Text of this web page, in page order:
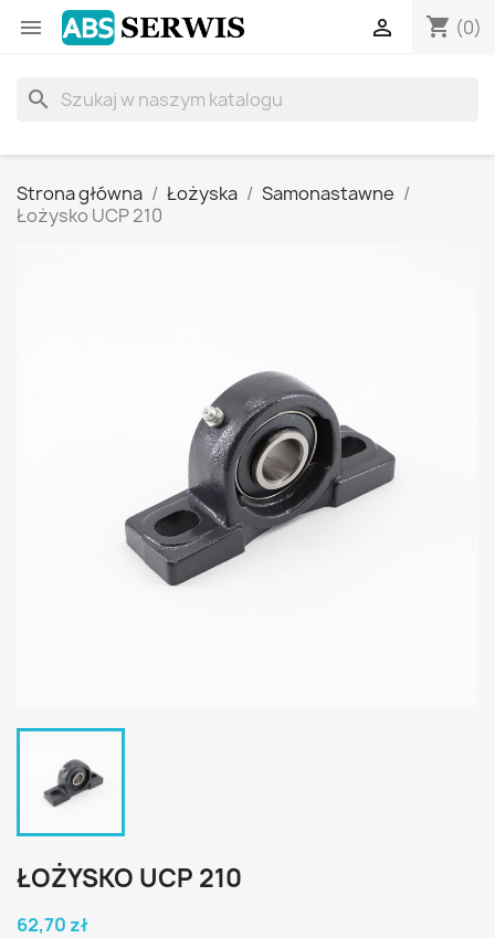
 shopping_cart (0)

search
Strona główna Łożyska
Samonastawne
Łożysko UCP 210
ŁOŻYSKO UCP 210
62,70 zł